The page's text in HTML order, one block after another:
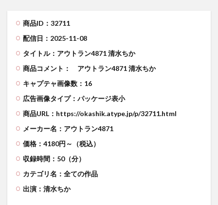
商品ID：32711
配信日：2025-11-08
タイトル：アウトラン4871 清水ちか
商品コメント：
アウトラン4871 清水ちか
キャプテャ画像数：16
広告画像タイプ：パッケージ表小
商品URL：https://okashik.atype.jp/p/32711.html
メーカー名：アウトラン4871
価格：4180円～（税込）
収録時間：50（分）
カテゴリ名：全ての作品
出演：清水ちか